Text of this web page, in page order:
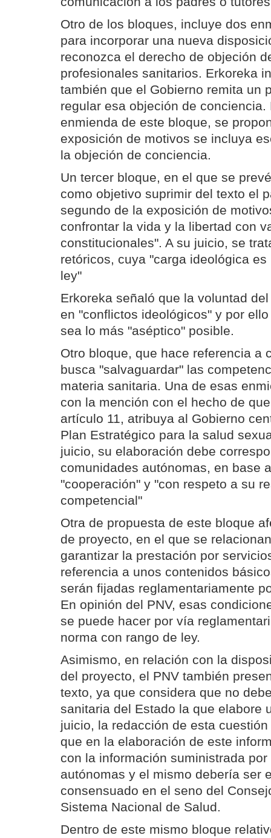
Otro de los bloques, incluye dos
para incorporar una nueva
reconozca el derecho de objeción
profesionales sanitarios. Erkoreka
también que el Gobierno remita un
regular esa objeción de conciencia.
enmienda de este bloque, se
exposición de motivos se incluya
la objeción de conciencia.
Un tercer bloque, en el que se
como objetivo suprimir del texto el
segundo de la exposición de
confrontar la vida y la libertad con
constitucionales". A su juicio, se
retóricos, cuya "carga ideológica
ley"
Erkoreka señaló que la voluntad
en "conflictos ideológicos" y por
sea lo más "aséptico" posible.
Otro bloque, que hace referencia a
busca "salvaguardar" las
materia sanitaria. Una de esas
con la mención con el hecho de
artículo 11, atribuya al Gobierno
Plan Estratégico para la salud
juicio, su elaboración debe
comunidades autónomas, en base
"cooperación" y "con respeto a su
competencial"
Otra de propuesta de este bloque
de proyecto, en el que se
garantizar la prestación por
referencia a unos contenidos
serán fijadas reglamentariamente
En opinión del PNV, esas
se puede hacer por vía
norma con rango de ley.
Asimismo, en relación con la
del proyecto, el PNV también
texto, ya que considera que no
sanitaria del Estado la que elabore
juicio, la redacción de esta
que en la elaboración de este
con la información suministrada
autónomas y el mismo debería ser
consensuado en el seno del
Sistema Nacional de Salud.
Dentro de este mismo bloque